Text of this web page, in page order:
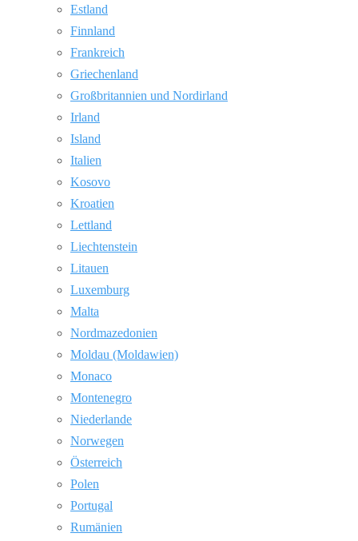
Estland
Finnland
Frankreich
Griechenland
Großbritannien und Nordirland
Irland
Island
Italien
Kosovo
Kroatien
Lettland
Liechtenstein
Litauen
Luxemburg
Malta
Nordmazedonien
Moldau (Moldawien)
Monaco
Montenegro
Niederlande
Norwegen
Österreich
Polen
Portugal
Rumänien